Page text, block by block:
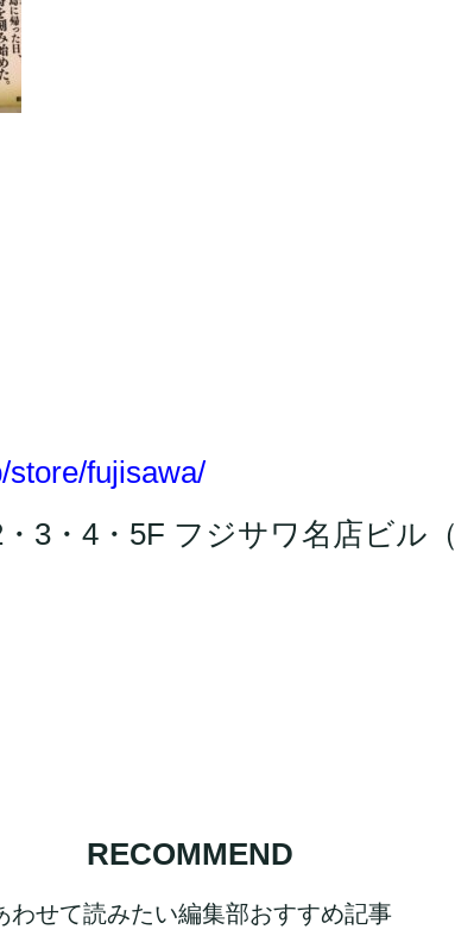
store/fujisawa/
3・4・5F フジサワ名店ビル（
RECOMMEND
わせて読みたい編集部おすすめ記事